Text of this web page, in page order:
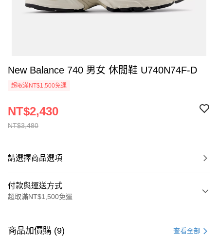
New Balance 740 男女 休閒鞋 U740N74F-D
超取滿NT$1,500免運
NT$3,480
NT$2,430
請選擇商品選項
付款與運送方式
超取滿NT$1,500免運
信用卡一次付款
商品加價購 (9) 查看全部